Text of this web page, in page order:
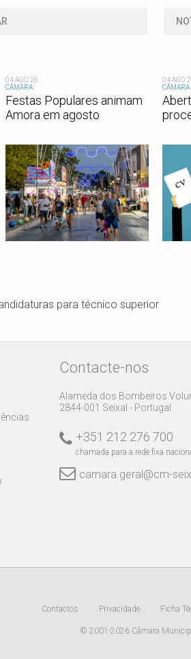
04 AGO '26
CÂMARA
Festas Populares animam
Amora em agosto
04 AGO
CÂMARA
para técnico superior
Contacte-nos
Alameda dos Bombeiros
2844-001 Seixal - Portugal
+351 212 276 700
chamada para a rede fixa
camara.geral@cm-
Contactos Privacidade Ficha
© 2001-2026 Câmara